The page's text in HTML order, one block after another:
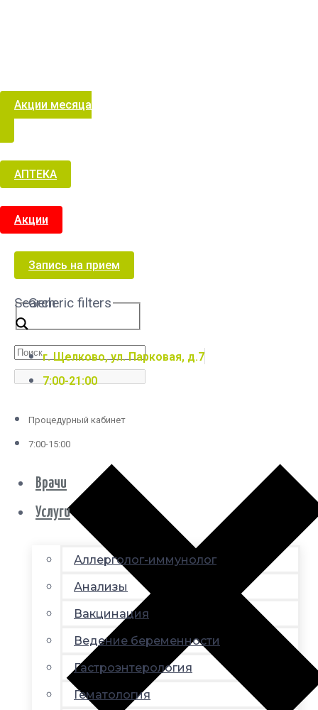
Акции месяца
АПТЕКА
Акции
Запись на прием
Search
Generic filters
г. Щелково, ул. Парковая, д.7
7:00-21:00
Процедурный кабинет
7:00-15:00
Врачи
Услуги
Аллерголог-иммунолог
Анализы
Вакцинация
Ведение беременности
Гастроэнтерология
Гематология